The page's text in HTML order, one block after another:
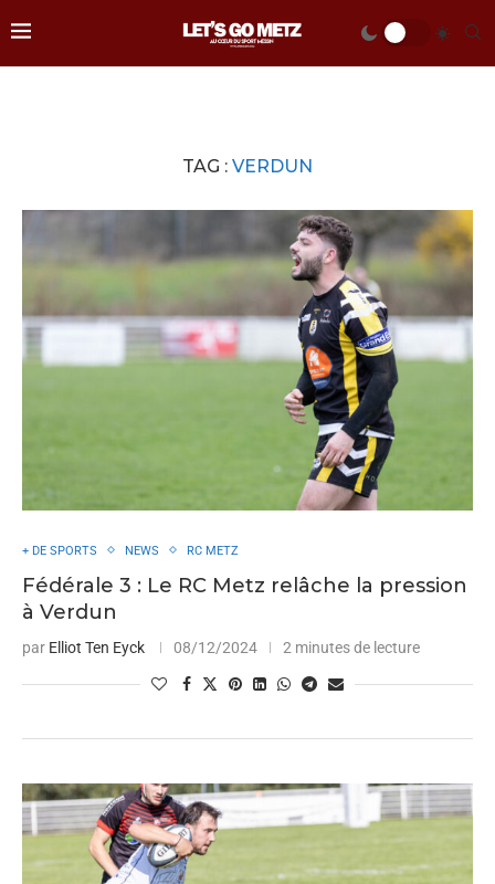
TAG : VERDUN
+ DE SPORTS NEWS RC METZ
Fédérale 3 : Le RC Metz relâche la pression
à Verdun
par Elliot Ten Eyck 08/12/2024 2 minutes de lecture